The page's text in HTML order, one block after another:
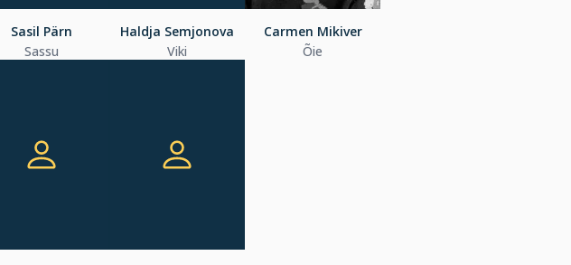
Sasil Pärn
Sassu
Haldja Semjonova
Viki
Carmen Mikiver
Õie